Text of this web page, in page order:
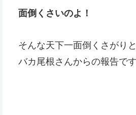
面倒くさいのよ！
そんな天下一面倒くさがり
バカ尾根さんからの報告です